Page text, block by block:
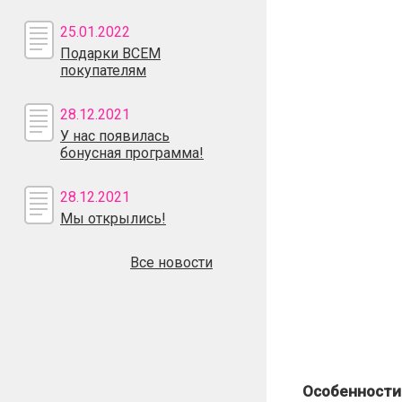
25.01.2022
Подарки ВСЕМ
покупателям
28.12.2021
У нас появилась
бонусная программа!
28.12.2021
Мы открылись!
Все новости